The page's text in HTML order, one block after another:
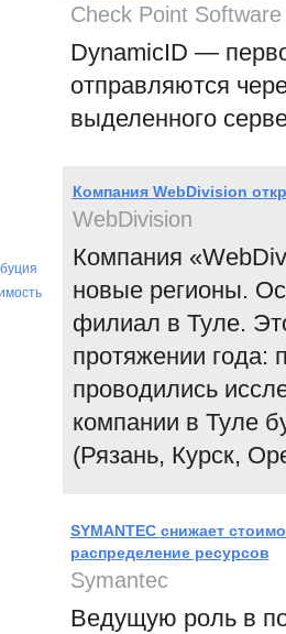
Check Point
DynamicID —
отправляются
выделенного
Компания WebDivision
WebDivision
Компания
новые регионы.
филиал в Туле.
протяжении года:
проводились
компании в Туле
(Рязань, Курск,
SYMANTEC снижает
распределение ресурсов
Symantec
Ведущую роль в